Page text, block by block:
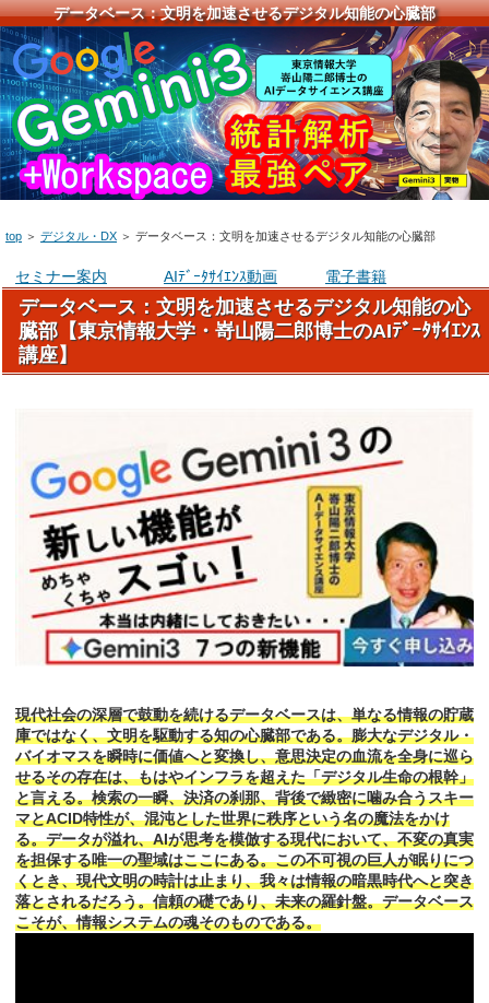
データベース：文明を加速させるデジタル知能の心臓部
top ＞ デジタル・DX ＞ データベース：文明を加速させるデジタル知能の心臓部
セミナー案内 AIﾃﾞｰﾀｻｲｴﾝｽ動画 電子書籍
データベース：文明を加速させるデジタル知能の心
臓部【東京情報大学・嵜山陽二郎博士のAIﾃﾞｰﾀｻｲｴﾝｽ
講座】
現代社会の深層で鼓動を続けるデータベースは、単なる情報の貯蔵
庫ではなく、文明を駆動する知の心臓部である。膨大なデジタル・
バイオマスを瞬時に価値へと変換し、意思決定の血流を全身に巡ら
せるその存在は、もはやインフラを超えた「デジタル生命の根幹」
と言える。検索の一瞬、決済の刹那、背後で緻密に噛み合うスキー
マとACID特性が、混沌とした世界に秩序という名の魔法をかけ
る。データが溢れ、AIが思考を模倣する現代において、不変の真実
を担保する唯一の聖域はここにある。この不可視の巨人が眠りにつ
くとき、現代文明の時計は止まり、我々は情報の暗黒時代へと突き
落とされるだろう。信頼の礎であり、未来の羅針盤。データベース
こそが、情報システムの魂そのものである。